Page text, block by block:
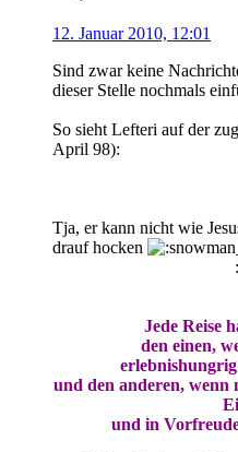
12. Januar 2010, 12:01
Sind zwar keine
dieser Stelle nochmals
So sieht Lefteri auf der
April 98):
Tja, er kann nicht wie
drauf hocken
Jede Reise
den einen,
und den anderen, wenn
und in